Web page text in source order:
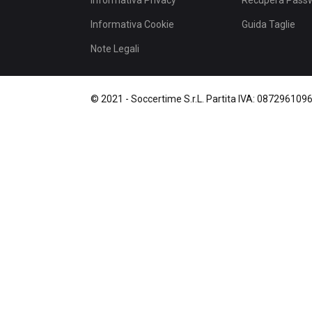
Informativa Cookie
Note Legali
Guida Taglie
© 2021 -Soccertime S.r.L. Partita IVA: